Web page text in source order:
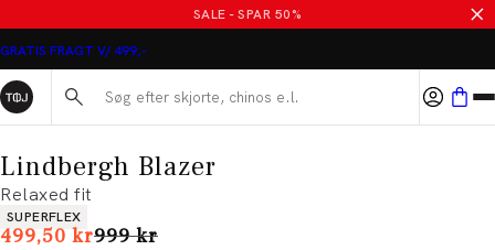
SALE - SPAR 50%
GRATIS FRAGT V/ 499,-
Søg her...
Lindbergh Blazer
Relaxed fit
Produkt egenskaber
SUPERFLEX
499,50 krI alt (uden rabat)
999 kr